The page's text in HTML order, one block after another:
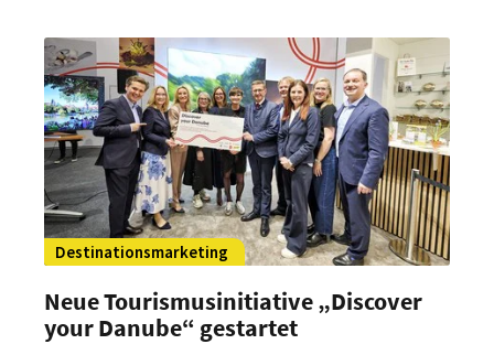
Destinationsmarketing
Neue Tourismusinitiative „Discover
your Danube“ gestartet